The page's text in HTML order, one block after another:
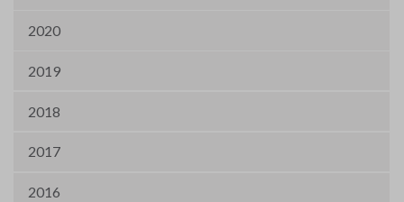
2020
2019
2018
2017
2016